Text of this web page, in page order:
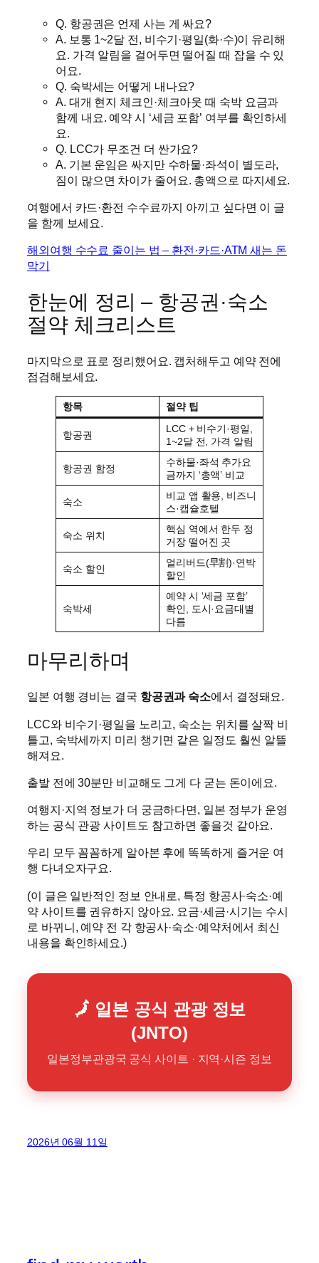
Q. 항공권은 언제 사는 게 싸요?
A. 보통 1~2달 전, 비수기·평일(화·수)이 유리해
요. 가격 알림을 걸어두면 떨어질 때 잡을 수 있
어요.
Q. 숙박세는 어떻게 내나요?
A. 대개 현지 체크인·체크아웃 때 숙박 요금과
함께 내요. 예약 시 ‘세금 포함’ 여부를 확인하세
요.
Q. LCC가 무조건 더 싼가요?
A. 기본 운임은 싸지만 수하물·좌석이 별도라,
짐이 많으면 차이가 줄어요. 총액으로 따지세요.
여행에서 카드·환전 수수료까지 아끼고 싶다면 이 글
을 함께 보세요.
해외여행 수수료 줄이는 법 – 환전·카드·ATM 새는 돈
막기
한눈에 정리 – 항공권·숙소
절약 체크리스트
마지막으로 표로 정리했어요. 캡처해두고 예약 전에
점검해보세요.
항목 절약 팁
항공권
LCC + 비수기·평일,
1~2달 전, 가격 알림
항공권 함정
수하물·좌석 추가요
금까지 ‘총액’ 비교
숙소
비교 앱 활용, 비즈니
스·캡슐호텔
숙소 위치
핵심 역에서 한두 정
거장 떨어진 곳
숙소 할인
얼리버드(早割)·연박
할인
숙박세
예약 시 ‘세금 포함’
확인, 도시·요금대별
다름
마무리하며
일본 여행 경비는 결국 항공권과 숙소에서 결정돼요.
LCC와 비수기·평일을 노리고, 숙소는 위치를 살짝 비
틀고, 숙박세까지 미리 챙기면 같은 일정도 훨씬 알뜰
해져요.
출발 전에 30분만 비교해도 그게 다 굳는 돈이에요.
여행지·지역 정보가 더 궁금하다면, 일본 정부가 운영
하는 공식 관광 사이트도 참고하면 좋을것 같아요.
우리 모두 꼼꼼하게 알아본 후에 똑똑하게 즐거운 여
행 다녀오자구요.
(이 글은 일반적인 정보 안내로, 특정 항공사·숙소·예
약 사이트를 권유하지 않아요. 요금·세금·시기는 수시
로 바뀌니, 예약 전 각 항공사·숙소·예약처에서 최신
내용을 확인하세요.)
🗾 일본 공식 관광 정보
(JNTO)
일본정부관광국 공식 사이트 · 지역·시즌 정보
2026년 06월 11일